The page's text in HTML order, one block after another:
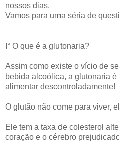
nossos dias.
Vamos para uma séria de
I° O que é a glutonaria?
Assim como existe o vício de
bebida alcoólica, a glutonaria
alimentar descontroladamente!
O glutão não come para viver,
Ele tem a taxa de colesterol
coração e o cérebro